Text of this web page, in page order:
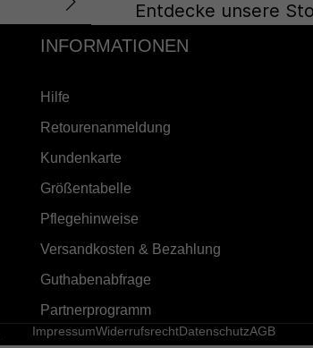
Entdecke unsere
INFORMATIONEN
Hilfe
Retourenanmeldung
Kundenkarte
Größentabelle
Pflegehinweise
Versandkosten & Bezahlung
Guthabenabfrage
Partnerprogramm
ImpressumWiderrufsrechtDatenschutzAGB